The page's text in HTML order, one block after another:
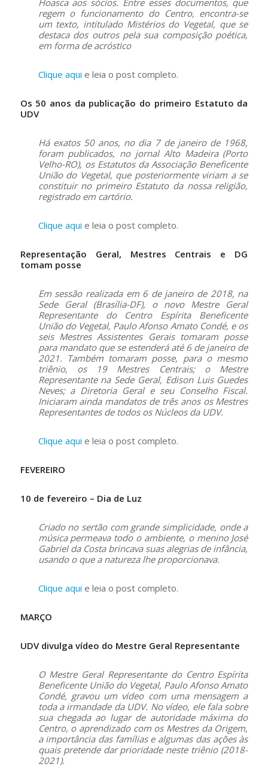
regem o funcionamento do Centro, encontra-se
um texto, intitulado Mistérios do Vegetal, que se
destaca dos outros pela sua composição poética,
em forma de acróstico
Clique aqui e leia o post completo.
Os 50 anos da publicação do primeiro Estatuto da
UDV
Há exatos 50 anos, no dia 7 de janeiro de 1968,
foram publicados, no jornal Alto Madeira (Porto
Velho-RO), os Estatutos da Associação Beneficente
União do Vegetal, que posteriormente viriam a se
constituir no primeiro Estatuto da nossa religião,
registrado em cartório.
Clique aqui e leia o post completo.
Representação Geral, Mestres Centrais e DG
tomam posse
Em sessão realizada em 6 de janeiro de 2018, na
Sede Geral (Brasília-DF), o novo Mestre Geral
Representante do Centro Espírita Beneficente
União do Vegetal, Paulo Afonso Amato Condé, e os
seis Mestres Assistentes Gerais tomaram posse
para mandato que se estenderá até 6 de janeiro de
2021. Também tomaram posse, para o mesmo
triênio, os 19 Mestres Centrais; o Mestre
Representante na Sede Geral, Edison Luis Guedes
Neves; a Diretoria Geral e seu Conselho Fiscal.
Iniciaram ainda mandatos de três anos os Mestres
Representantes de todos os Núcleos da UDV.
Clique aqui e leia o post completo.
FEVEREIRO
10 de fevereiro – Dia de Luz
Criado no sertão com grande simplicidade, onde a
música permeava todo o ambiente, o menino José
Gabriel da Costa brincava suas alegrias de infância,
usando o que a natureza lhe proporcionava.
Clique aqui e leia o post completo.
MARÇO
UDV divulga vídeo do Mestre Geral Representante
O Mestre Geral Representante do Centro Espírita
Beneficente União do Vegetal, Paulo Afonso Amato
Condé, gravou um vídeo com uma mensagem a
toda a irmandade da UDV. No vídeo, ele fala sobre
sua chegada ao lugar de autoridade máxima do
Centro, o aprendizado com os Mestres da Origem,
a importância das famílias e algumas das ações às
quais pretende dar prioridade neste triênio (2018-
2021).